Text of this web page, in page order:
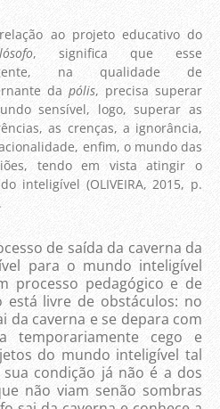
ao projeto educativo do
, significa que esse
na qualidade de
dapólis, precisa superar
sensível, logo, superar as
as crenças, a ignorância,
enfim, o mundo das
tendo em vista atingir o
inteligível (OLIVEIRA, 2015, p.
de saída da caverna da
para o mundo inteligível
processo pedagógico e de
livre de obstáculos: no
da caverna e se depara com
cego e
do mundo inteligível tal
condição já não é a dos
não viam senão sombras